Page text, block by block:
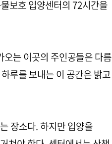
보호 입양센터의 72시간을
는 이곳의 주인공들은 다름
루를 보내는 이 공간은 밝고
장소다. 하지만 입양을